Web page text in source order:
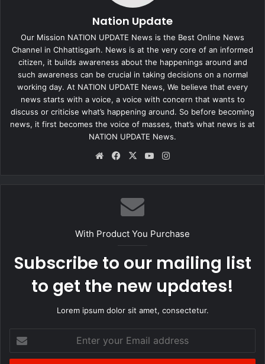
were being carried out over tax
evasion and money trail on
international routes: Sources
— ANI (@ANI)November 12, 2022
सूत्रों ने बताया कि अधिकारी इस सिलसिले में करीब 74 संदिग्धों से पूछताछ कर
रहे हैं और इस अभियान से बड़े पैमाने पर कर संबंधी अपराधों के खुलासे की संभावना
है. सूत्रों ने बताया कि हाल ही में राज्य में इनपुट टैक्स क्रेडिट (ITC) फर्जीवाड़ा
जिसके पास से नशीले पदार्थ मिले थे।
Nation Update
Our Mission NATION UPDATE News is the Best Online News
Channel in Chhattisgarh. News is at the very core of an informed
citizen, it builds awareness about the happenings around and
such awareness can be crucial in taking decisions on a normal
working day. At NATION UPDATE News, We believe that every
news starts with a voice, a voice with concern that wants to
discuss or criticise what’s happening around. So before becoming
news, it first becomes the voice of masses, that’s what news is at
NATION UPDATE News.
WebsiteFacebook
X YouTube
With Product You Purchase
Subscribe to our mailing list
to get the new updates!
Lorem ipsum dolor sit amet, consectetur.
your
Email